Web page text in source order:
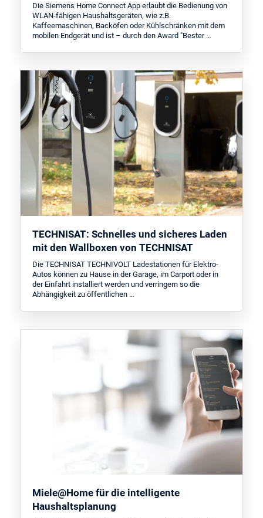
Die Siemens Home Connect App erlaubt die Bedienung von
WLAN-fähigen Haushaltsgeräten, wie z.B.
Kaffeemaschinen, Backöfen oder Kühlschränken mit dem
mobilen Endgerät und ist – durch den Award "Bester …
TECHNISAT: Schnelles und sicheres Laden
mit den Wallboxen von TECHNISAT
Die TECHNISAT TECHNIVOLT Ladestationen für Elektro-
Autos können zu Hause in der Garage, im Carport oder in
der Einfahrt installiert werden und verringern so die
Abhängigkeit zu öffentlichen …
Miele@Home für die intelligente
Haushaltsplanung